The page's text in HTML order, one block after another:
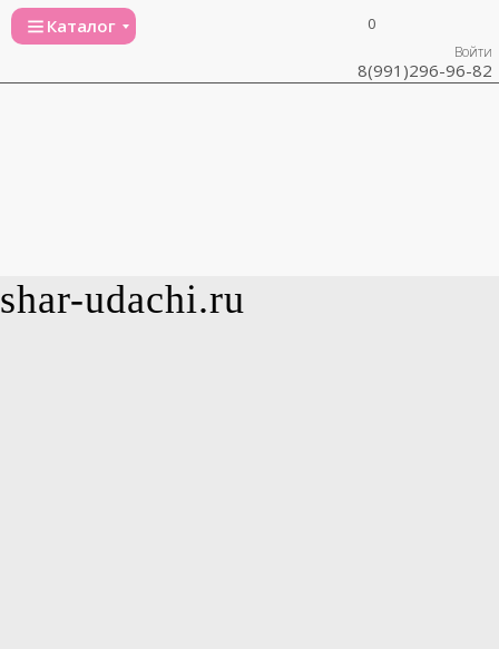
Каталог
Войти
0
8(991)296-96-82
shar-udachi.ru